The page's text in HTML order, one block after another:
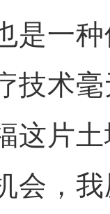
是一
技术
这片
会，
·数说 经济